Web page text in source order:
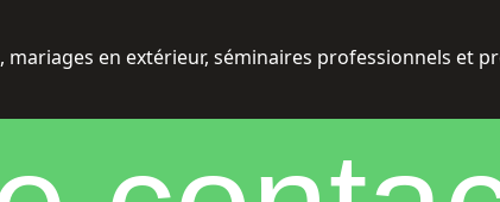
mariages en extérieur, séminaires professionnels et